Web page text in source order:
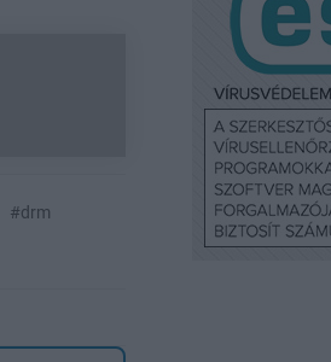
#drm